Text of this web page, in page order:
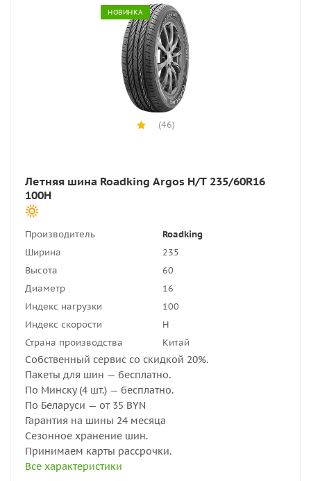
НОВИНКА
(46)
Летняя шина Roadking Argos H/T 235/60R16
100H
Производитель
Roadking
Ширина
235
Высота
60
Диаметр
16
Индекс нагрузки
100
Индекс скорости
H
Страна производства
Китай
Собственный сервис со скидкой 20%.
Пакеты для шин — бесплатно.
По Минску (4 шт.) — бесплатно.
По Беларуси — от 35 BYN
Гарантия на шины 24 месяца
Сезонное хранение шин.
Принимаем карты рассрочки.
Все характеристики